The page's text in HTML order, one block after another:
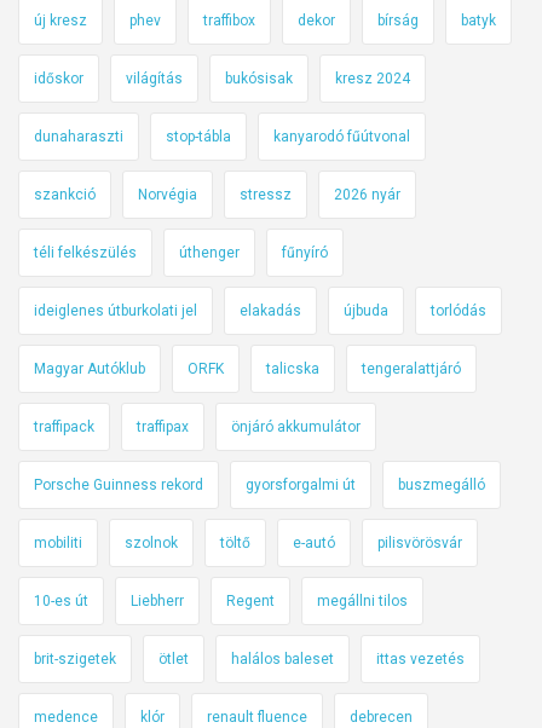
új kresz phev traffibox dekor bírság batyk
időskor világítás bukósisak kresz 2024
dunaharaszti stop-tábla kanyarodó fűútvonal
szankció Norvégia stressz 2026 nyár
téli felkészülés úthenger fűnyíró
ideiglenes útburkolati jel elakadás újbuda torlódás
Magyar Autóklub ORFK talicska tengeralattjáró
traffipack traffipax önjáró akkumulátor
Porsche Guinness rekord gyorsforgalmi út buszmegálló
mobiliti szolnok töltő e-autó pilisvörösvár
10-es út Liebherr Regent megállni tilos
brit-szigetek ötlet halálos baleset ittas vezetés
medence klór renault fluence debrecen